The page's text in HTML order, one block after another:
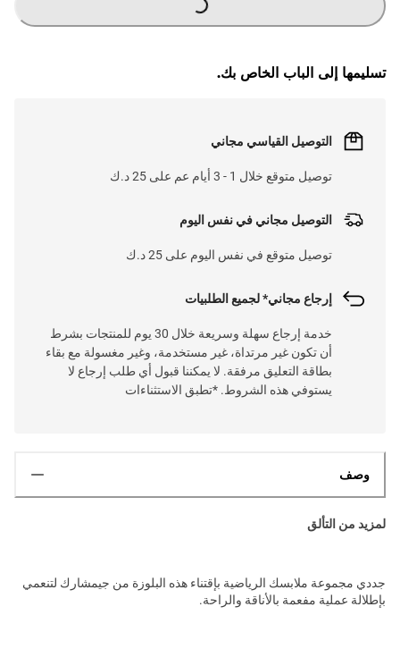
G
.
تسليمها إلى الباب الخاص بك.
التوصيل القياسي مجاني
توصيل متوقع خلال 1 - 3 أيام عم على 25 د.ك
التوصيل مجاني في نفس اليوم
توصيل متوقع في نفس اليوم على 25 د.ك
إرجاع مجاني* لجميع الطلبيات
خدمة إرجاع سهلة وسريعة خلال 30 يوم للمنتجات بشرط
أن تكون غير مرتداة، غير مستخدمة، وغير مغسولة مع بقاء
بطاقة التعليق مرفقة. لا يمكننا قبول أي طلب إرجاع لا
يستوفي هذه الشروط. *تطبق الاستثناءات
وصف
لمزيد من التألق
جددي مجموعة ملابسك الرياضية بإقتناء هذه البلوزة من جيمشارك لتنعمي
بإطلالة عملية مفعمة بالأناقة والراحة.